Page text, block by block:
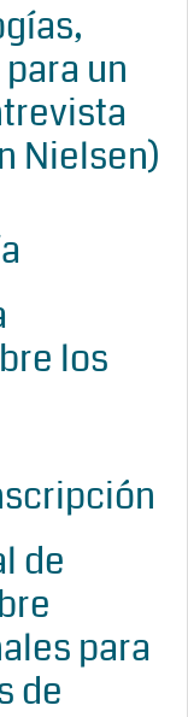
un
Nielsen)
los
de
para
de